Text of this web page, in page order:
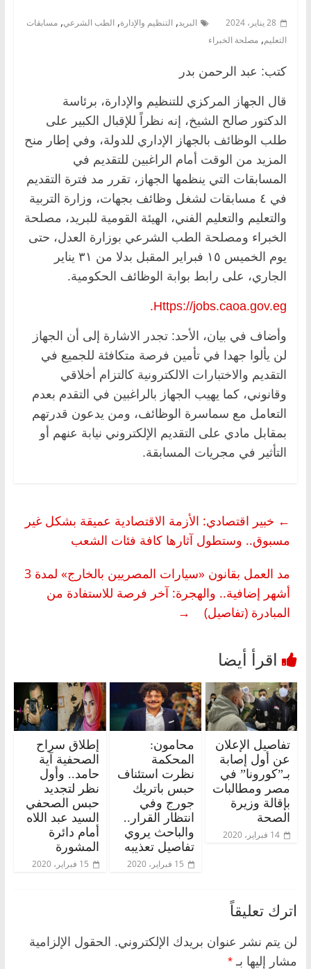
28 يناير، 2024 البريد, التنظيم والإدارة, الطب الشرعي, مسابقات
التعليم, مصلحة الخبراء
كتب: عبد الرحمن بدر
قال الجهاز المركزي للتنظيم والإدارة، برئاسة
الدكتور صالح الشيخ، إنه نظراً للإقبال الكبير على
طلب الوظائف بالجهاز الإداري للدولة، وفي إطار منح
المزيد من الوقت أمام الراغبين للتقديم في
المسابقات التي ينظمها الجهاز، تقرر مد فترة التقديم
في ٤ مسابقات لشغل وظائف بجهات، وزارة التربية
والتعليم والتعليم الفني، الهيئة القومية للبريد، مصلحة
الخبراء ومصلحة الطب الشرعي بوزارة العدل، حتى
يوم الخميس ١٥ فبراير المقبل بدلا من ٣١ يناير
الجاري، على رابط بوابة الوظائف الحكومية.
Https://jobs.caoa.gov.eg.
وأضاف في بيان، الأحد: تجدر الاشارة إلى أن الجهاز
لن يألوا جهدا في تأمين فرصة متكافئة للجميع في
التقديم والاختبارات الالكترونية كالتزام أخلاقي
وقانوني، كما يهيب الجهاز بالراغبين في التقدم بعدم
التعامل مع سماسرة الوظائف، ومن يدعون قدرتهم
بمقابل مادي على التقديم الإلكتروني نيابة عنهم أو
التأثير في مجريات المسابقة.
← خبير اقتصادي: الأزمة الاقتصادية عميقة بشكل غير
مسبوق.. وستطول آثارها كافة فئات الشعب
مد العمل بقانون «سيارات المصريين بالخارج» لمدة 3
أشهر إضافية.. والهجرة: آخر فرصة للاستفادة من
المبادرة (تفاصيل)
→
تفاصيل الإعلان
عن أول إصابة
بـ”كورونا” في
مصر ومطالبات
بإقالة وزيرة
الصحة
14 فبراير، 2020
محامون:
المحكمة
نظرت استئناف
حبس باتريك
جورج وفي
انتظار القرار..
والباحث يروي
تفاصيل تعذيبه
15 فبراير، 2020
إطلاق سراح
الصحفية آية
حامد.. وأول
نظر لتجديد
حبس الصحفي
السيد عبد اللاه
أمام دائرة
المشورة
15 فبراير، 2020
اترك تعليقاً
لن يتم نشر عنوان بريدك الإلكتروني. الحقول الإلزامية
مشار إليها بـ *